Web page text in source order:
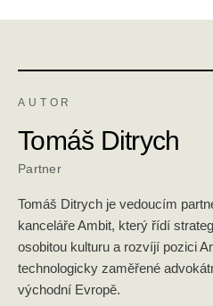
AUTOR
Tomáš Ditrych
Partner
Tomáš Ditrych je vedoucím
kanceláře Ambit, který řídí
osobitou kulturu a rozvíjí pozici
technologicky zaměřené
východní Evropě.